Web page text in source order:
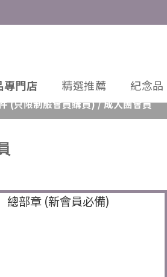
專門店 精選推薦 紀念品
(只限制服會員購買)/成人團會員